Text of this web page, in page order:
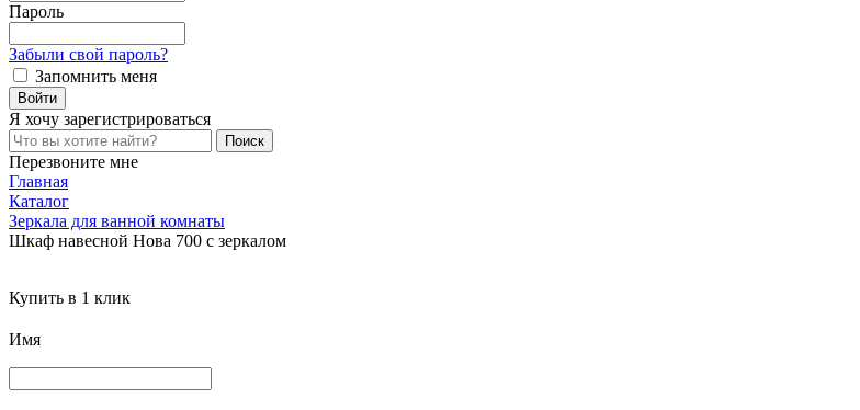
Пароль
Забыли свой пароль?
Запомнить меня
Я хочу зарегистрироваться
Перезвоните мне
Главная
Каталог
Зеркала для ванной комнаты
Шкаф навесной Нова 700 с зеркалом
Купить в 1 клик
Имя